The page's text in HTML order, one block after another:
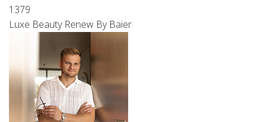
1379
Luxe Beauty Renew By Baier